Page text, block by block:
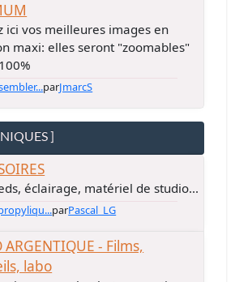
ici vos meilleures images en
maxi: elles seront "zoomables"
parJmarcS
]
éclairage, matériel de studio...
parPascal_LG
ARGENTIQUE - Films,
labo